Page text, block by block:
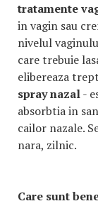
tratamente
in vagin sau
nivelul
care trebuie
elibereaza
spray nazal-
absorbtia in
cailor nazale.
nara, zilnic.
Care sunt